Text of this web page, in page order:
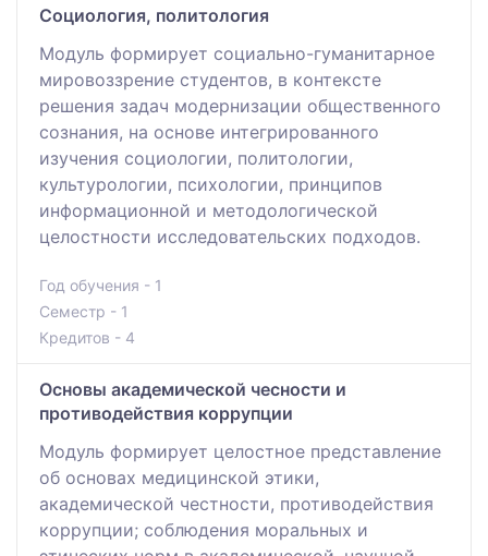
Социология, политология
Модуль формирует социально-гуманитарное
мировоззрение студентов, в контексте
решения задач модернизации общественного
сознания, на основе интегрированного
изучения социологии, политологии,
культурологии, психологии, принципов
информационной и методологической
целостности исследовательских подходов.
Год обучения - 1
Семестр - 1
Кредитов - 4
Основы академической чесности и
противодействия коррупции
Модуль формирует целостное представление
об основах медицинской этики,
академической честности, противодействия
коррупции; соблюдения моральных и